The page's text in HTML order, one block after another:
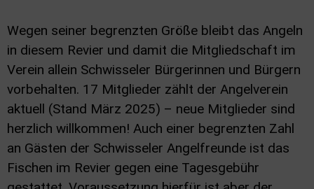
Wegen seiner begrenzten Größe bleibt das Angeln
in diesem Revier und damit die Mitgliedschaft im
Verein allein Schwisseler Bürgerinnen und Bürgern
vorbehalten. 17 Mitglieder zählt der Angelverein
aktuell (Stand März 2025) – neue Mitglieder sind
herzlich willkommen! Auch einer begrenzten Zahl
an Gästen der Schwisseler Angelfreunde ist das
Fischen im Revier gegen eine Tagesgebühr